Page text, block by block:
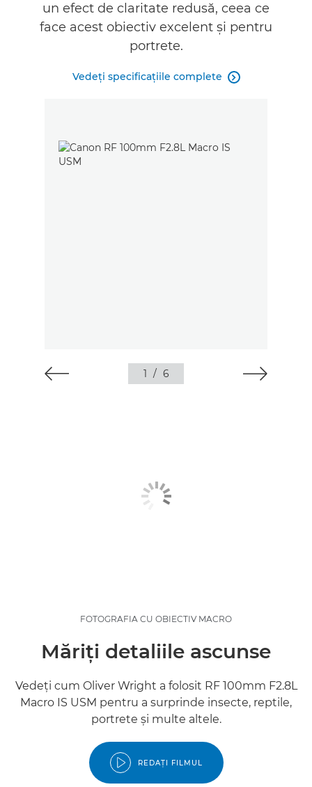
un efect de claritate redusă, ceea ce
face acest obiectiv excelent şi pentru
portrete.
Vedeţi specificaţiile complete 
1 / 6
FOTOGRAFIA CU OBIECTIV MACRO
Măriţi detaliile ascunse
Vedeţi cum Oliver Wright a folosit RF 100mm F2.8L
Macro IS USM pentru a surprinde insecte, reptile,
portrete şi multe altele.
REDAŢI FILMUL